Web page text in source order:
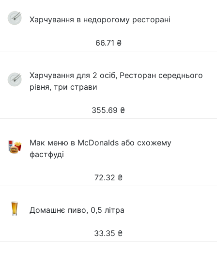
Харчування в недорогому ресторані
66.71 ₴
Харчування для 2 осіб, Ресторан середнього
рівня, три страви
355.69 ₴
Мак меню в McDonalds або схожему
фастфуді
72.32 ₴
Домашнє пиво, 0,5 літра
33.35 ₴